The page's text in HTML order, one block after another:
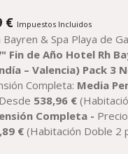
€RANGO
DE
PRECIOS:
DESDE
420,45 €
HASTA
574,89 €
Impuestos Incluidos
& Spa Playa de
" Fin de Año Hotel Rh
– Valencia) Pack 3
Completa: Media
538,96 €
Completa -
€ (Habitación Doble 2